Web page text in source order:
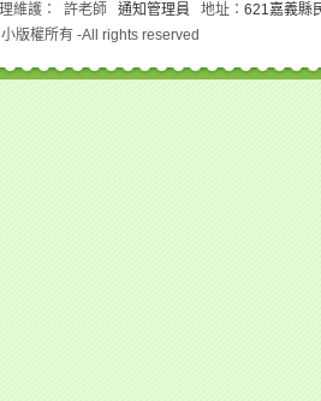
維護： 許老師 通知管理員 地址： 621嘉義縣
版權所有 -All rights reserved